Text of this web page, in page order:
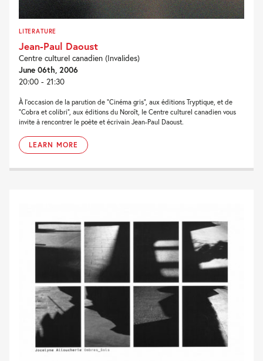
LITERATURE
Jean-Paul Daoust
Centre culturel canadien (Invalides)
June 06th, 2006
20:00 - 21:30
À l’occasion de la parution de “Cinéma gris“, aux éditions Tryptique, et de
“Cobra et colibri“, aux éditions du Noroît, le Centre culturel canadien vous
invite à rencontrer le poète et écrivain Jean-Paul Daoust.
LEARN MORE